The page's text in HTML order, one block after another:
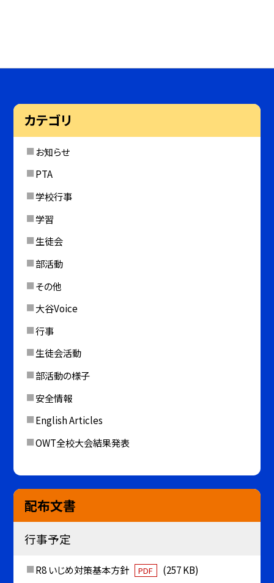
カテゴリ
お知らせ
PTA
学校行事
学習
生徒会
部活動
その他
大谷Voice
行事
生徒会活動
部活動の様子
安全情報
English Articles
OWT全校大会結果発表
配布文書
行事予定
R8 いじめ対策基本方針 PDF
(257 KB)